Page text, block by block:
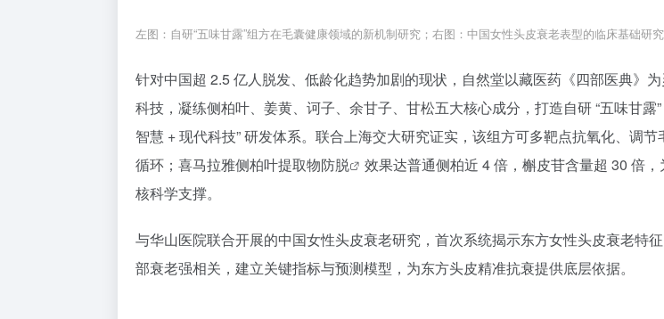
左图：自研“五味甘露”组方在毛囊健康领域的新机制研究；右图：中国女性头皮衰老表型的临床基础研究
针对中国超 2.5 亿人脱发、低龄化趋势加剧的现状，自然堂以藏医药《四部医典》
科技，凝练侧柏叶、姜黄、诃子、余甘子、甘松五大核心成分，打造自研 “五味甘露
智慧 + 现代科技” 研发体系。联合上海交大研究证实，该组方可多靶点抗氧化、调
循环；喜马拉雅侧柏叶提取物防脱 效果达普通侧柏近 4 倍，槲皮苷含量超 30 倍，
核科学支撑。
与华山医院联合开展的中国女性头皮衰老研究，首次系统揭示东方女性头皮衰老特
部衰老强相关，建立关键指标与预测模型，为东方头皮精准抗衰提供底层依据。